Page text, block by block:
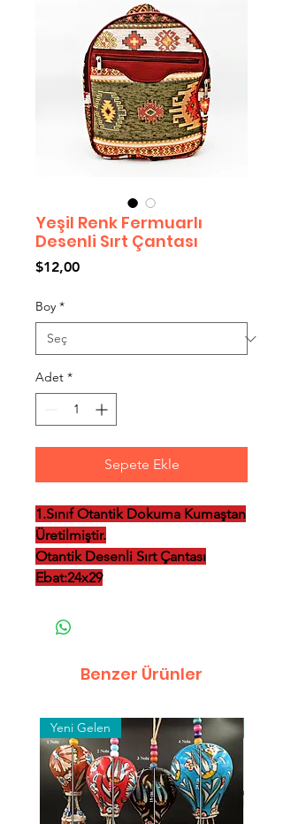
Yeşil Renk Fermuarlı
Desenli Sırt Çantası
$12,00Fiyat
Boy *
Adet *
Sepete Ekle
1.Sınıf Otantik Dokuma Kumaştan
Üretilmiştir.
Otantik Desenli Sırt Çantası
Ebat:24x29
Benzer Ürünler
Yeni Gelen